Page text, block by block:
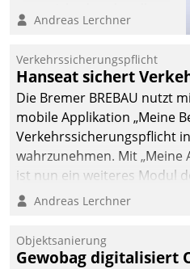
Cockpit für mobile
Datatrain. Die meravis
Wohnungsbau- und
Immobilien GmbH hat
sich dabei für den Betrieb
der Lösung über die SAP
Cloud Platform
entschieden - als erstes
Unternehmen am
Andreas Lerchner
Verkehrssicherungspflicht
Hanseat sichert
Die Bremer BREBAU nutzt
mobile Applikation „Meine
Verkehrssicherungspflicht
wahrzunehmen. Mit „Meine
ist nun ein weiteres Modul
Einsatz.
Andreas Lerchner
Objektsanierung
Gewobag digitalisiert